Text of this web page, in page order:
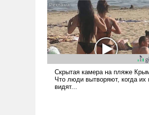
налогоплательщиков и где
Еревану за свои поступки не
нужно отвечать.